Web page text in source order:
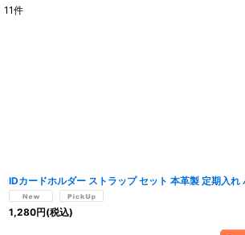
11件
IDカードホルダー ストラップ セット 本革製 定期入
1,280円(税込)